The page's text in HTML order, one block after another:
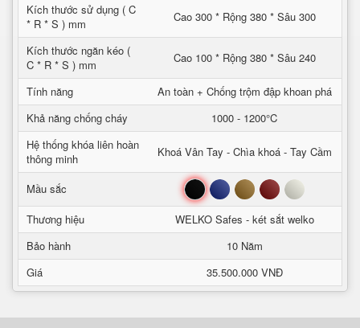
Kích thước sử dụng ( C
* R * S ) mm
Cao 300 * Rộng 380 * Sâu 300
Kích thước ngăn kéo (
C * R * S ) mm
Cao 100 * Rộng 380 * Sâu 240
Tính năng
An toàn + Chống trộm đập khoan phá
Khả năng chống cháy
1000 - 1200°C
Hệ thống khóa liên hoàn
thông minh
Khoá Vân Tay - Chìa khoá - Tay Cầm
Mầu sắc Đen Xanh Nâu Đỏ Trắng
Thương hiệu
WELKO Safes - két sắt welko
Bảo hành
10 Năm
Giá
35.500.000 VNĐ